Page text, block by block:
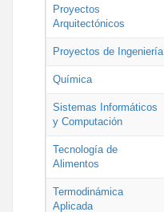
Proyectos
Arquitectónicos
Proyectos de Ingeniería
Química
Sistemas Informáticos
y Computación
Tecnología de
Alimentos
Termodinámica
Aplicada